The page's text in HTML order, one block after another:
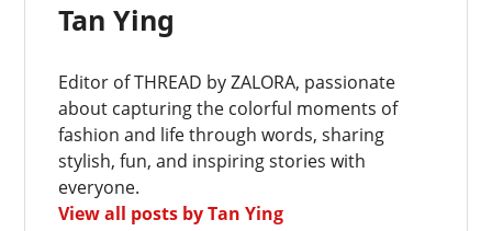
Tan Ying
Editor of THREAD by ZALORA, passionate
about capturing the colorful moments of
fashion and life through words, sharing
stylish, fun, and inspiring stories with
everyone.
View all posts by Tan Ying